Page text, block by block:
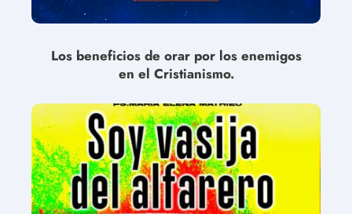
Los beneficios de orar por los enemigos
en el Cristianismo.